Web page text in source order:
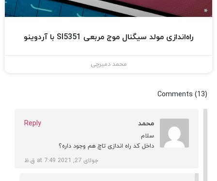
راه‌اندازی مولد سیگنال موج مربعی SI5351 با آردوینو
محمد دمیرچی
Comments (13)
محمد Reply
سلام
داخل کد راه اندازی تاچ هم وجود داره؟
جولای 27, 2021 at 7:49 ق.ظ